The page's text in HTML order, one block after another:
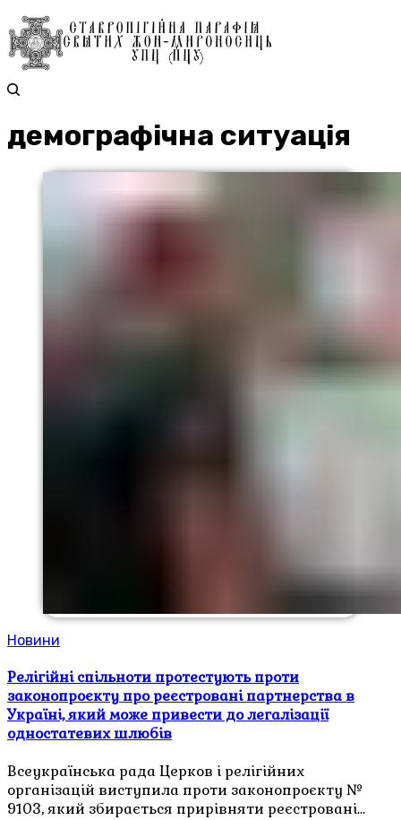
демографічна ситуація
Новини
Релігійні спільноти протестують проти
законопроєкту про реєстровані партнерства в
Україні, який може привести до легалізації
одностатевих шлюбів
Всеукраїнська рада Церков і релігійних
організацій виступила проти законопроєкту №
9103, який збирається прирівняти реєстровані…